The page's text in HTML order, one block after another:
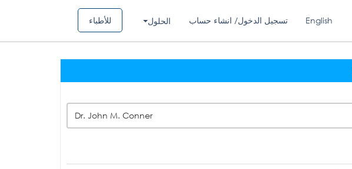
للأطباء الحلول تسجيل الدخول/ انشاء حساب English
Dr. John M. Conner